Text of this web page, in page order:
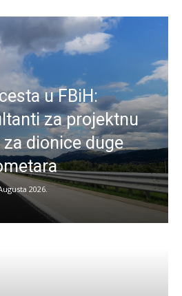
u FBiH:
za projektnu
dionice duge
2026.